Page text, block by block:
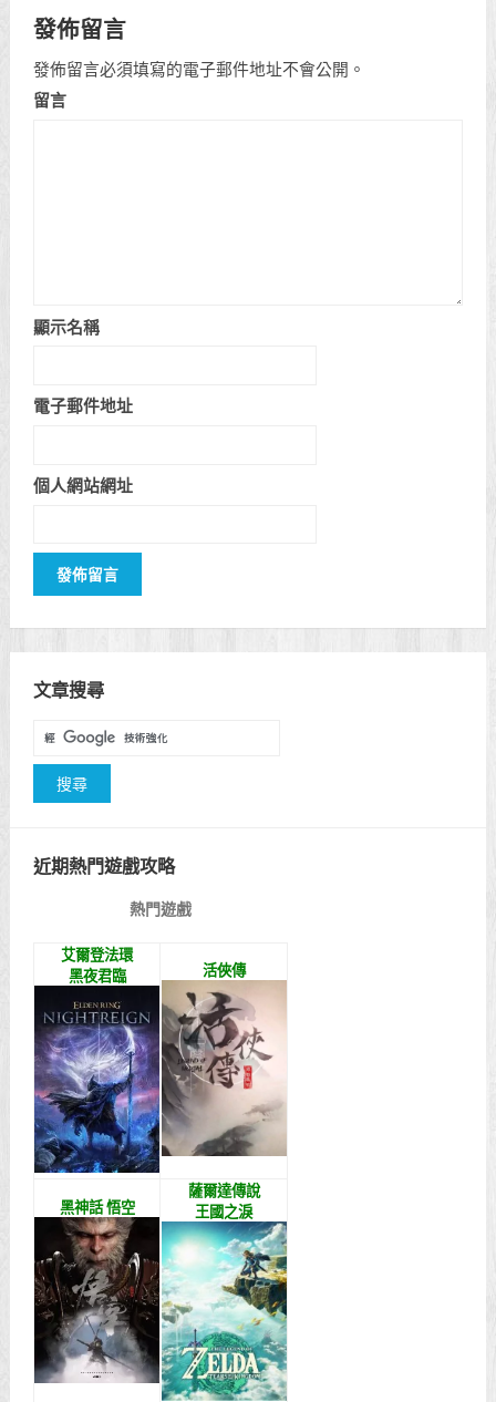
發佈留言
發佈留言必須填寫的電子郵件地址不會公開。
留言
顯示名稱
電子郵件地址
個人網站網址
文章搜尋
近期熱門遊戲攻略
熱門遊戲
艾爾登法環
黑夜君臨
活俠傳
黑神話 悟空
薩爾達傳說
王國之淚